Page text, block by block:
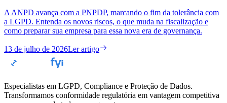
A ANPD avança com a PNPDP, marcando o fim da tolerância com
a LGPD. Entenda os novos riscos, o que muda na fiscalização e
como preparar sua empresa para essa nova era de governança.
13 de julho de 2026Ler artigo
Especialistas em LGPD, Compliance e Proteção de Dados.
Transformamos conformidade regulatória em vantagem competitiva